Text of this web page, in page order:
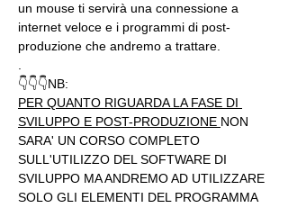
un mouse ti servirà una connessione a
internet veloce e i programmi di post-
produzione che andremo a trattare.
👇👇👇NB:
PER QUANTO RIGUARDA LA FASE DI
SVILUPPO E POST-PRODUZIONE NON
SARA' UN CORSO COMPLETO
SULL'UTILIZZO DEL SOFTWARE DI
SVILUPPO MA ANDREMO AD UTILIZZARE
SOLO GLI ELEMENTI DEL PROGRAMMA